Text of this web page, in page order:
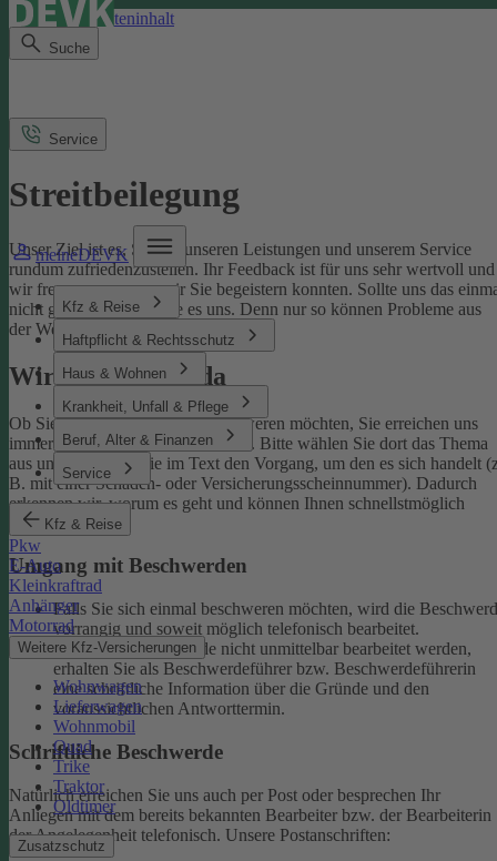
Direkt zum Seiteninhalt
Suche
meineDEVK
Kfz & Reise
Haftpflicht & Rechtsschutz
Haus & Wohnen
Krankheit, Unfall & Pflege
Beruf, Alter & Finanzen
Service
Kfz & Reise
Pkw
E-Auto
Kleinkraftrad
Anhänger
Motorrad
Weitere Kfz-Versicherungen
Wohnwagen
Lieferwagen
Wohnmobil
Quad
Trike
Traktor
Oldtimer
Zusatzschutz
Service
Streitbeilegung
Unser Ziel ist es, Sie mit unseren Leistungen und unserem Service
rundum zufriedenzustellen. Ihr Feedback ist für uns sehr wertvoll und
wir freuen uns, wenn wir Sie begeistern konnten. Sollte uns das
nicht gelingen, sagen Sie es uns. Denn nur so können Probleme aus
der Welt geschafft werden.
Wir sind für Sie da
Ob Sie uns loben oder sich beschweren möchten, Sie erreichen uns
immer über unser Kontaktformular
. Bitte wählen Sie dort das Thema
aus und benennen Sie im Text den Vorgang, um den es sich handelt
B. mit einer Schaden- oder Versicherungsscheinnummer). Dadurch
erkennen wir, worum es geht und können Ihnen schnellstmöglich
weiterhelfen.
Umgang mit Beschwerden
Falls Sie sich einmal beschweren möchten, wird die
vorrangig und soweit möglich telefonisch bearbeitet.
Kann eine Beschwerde nicht unmittelbar bearbeitet werden,
erhalten Sie als Beschwerdeführer bzw. Beschwerdeführerin
eine schriftliche Information über die Gründe und den
voraussichtlichen Antworttermin.
Schriftliche Beschwerde
Natürlich erreichen Sie uns auch per Post oder besprechen Ihr
Anliegen mit dem bereits bekannten Bearbeiter bzw. der Bearbeiterin
der Angelegenheit telefonisch. Unsere Postanschriften: